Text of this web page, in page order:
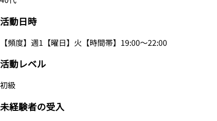
活動日時
【頻度】週1【曜日】火【時間帯】19:00～22:00
活動レベル
初級
未経験者の受入